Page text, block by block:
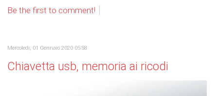
Be the first to comment!
Mercoledì, 01 Gennaio 2020 05:58
Chiavetta usb, memoria ai ricodi